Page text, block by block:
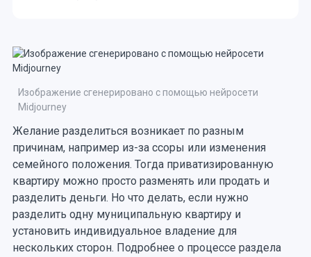
Изображение сгенерировано с помощью нейросети
Midjourney
Желание разделиться возникает по разным
причинам, например из-за ссоры или изменения
семейного положения. Тогда приватизированную
квартиру можно просто разменять или продать и
разделить деньги. Но что делать, если нужно
разделить одну муниципальную квартиру и
установить индивидуальное владение для
нескольких сторон. Подробнее о процессе раздела